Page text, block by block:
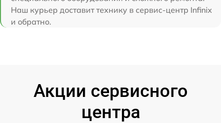
Наш курьер доставит технику в сервис-центр Infinix
и обратно.
Акции сервисного
центра